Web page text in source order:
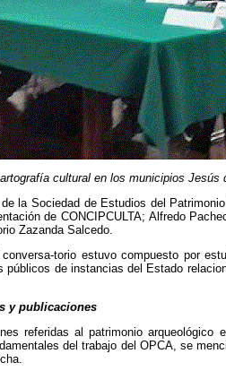
cultural en los municipios Jesús
de la Sociedad de Estudios del
de CONCIPCULTA; Alfredo
Zazanda Salcedo.
torio estuvo compuesto por
públicos de instancias del Estado
y publicaciones
referidas al patrimonio
del trabajo del OPCA, se